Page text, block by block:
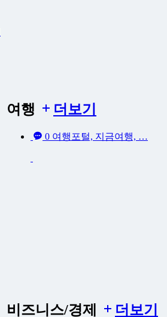
여행 더보기
0 여행포털, 지금여행, …
비즈니스/경제 더보기